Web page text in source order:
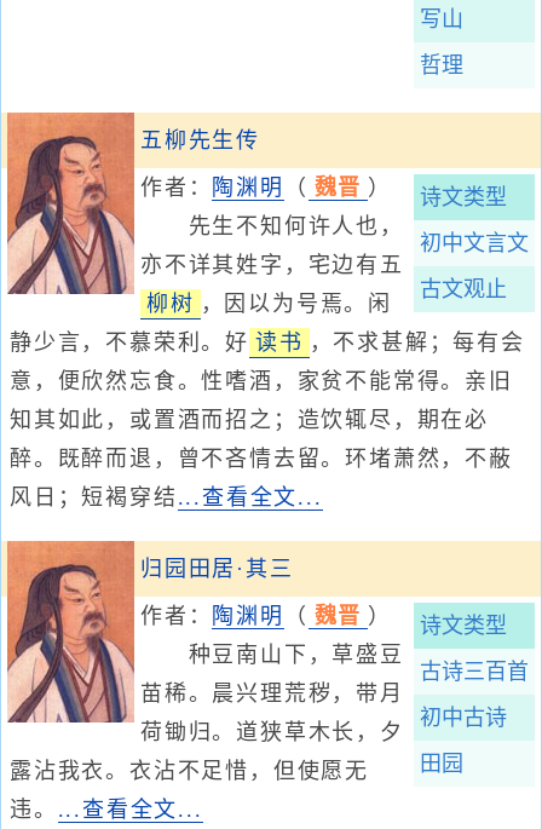
写山
哲理
五柳先生传
诗文类型
初中文言文
古文观止
作者： 陶渊明 （ 魏晋 ）
先生不知何许人也，
亦不详其姓字，宅边有五
柳树 ，因以为号焉。闲
静少言，不慕荣利。好 读书 ，不求甚解；每有会
意，便欣然忘食。性嗜酒，家贫不能常得。亲旧
知其如此，或置酒而招之；造饮辄尽，期在必
醉。既醉而退，曾不吝情去留。环堵萧然，不蔽
风日；短褐穿结 ...查看全文...
归园田居·其三
诗文类型
古诗三百首
初中古诗
田园
作者： 陶渊明 （ 魏晋 ）
种豆南山下，草盛豆
苗稀。晨兴理荒秽，带月
荷锄归。道狭草木长，夕
露沾我衣。衣沾不足惜，但使愿无
违。 ...查看全文...